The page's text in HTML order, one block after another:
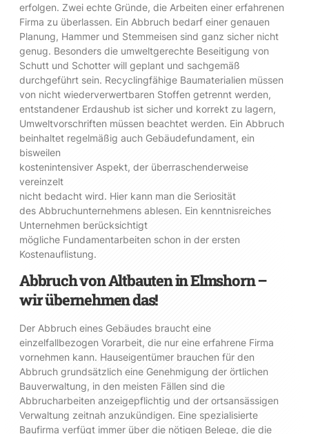
erfolgen. Zwei echte Gründe, die Arbeiten einer erfahrenen
Firma zu überlassen. Ein Abbruch bedarf einer genauen
Planung, Hammer und Stemmeisen sind ganz sicher nicht
genug. Besonders die umweltgerechte Beseitigung von
Schutt und Schotter will geplant und sachgemäß
durchgeführt sein. Recyclingfähige Baumaterialien müssen
von nicht wiederverwertbaren Stoffen getrennt werden,
entstandener Erdaushub ist sicher und korrekt zu lagern,
Umweltvorschriften müssen beachtet werden. Ein Abbruch
beinhaltet regelmäßig auch Gebäudefundament, ein
bisweilen
kostenintensiver Aspekt, der überraschenderweise
vereinzelt
nicht bedacht wird. Hier kann man die Seriosität
des Abbruchunternehmens ablesen. Ein kenntnisreiches
Unternehmen berücksichtigt
mögliche Fundamentarbeiten schon in der ersten
Kostenauflistung.
Abbruch von Altbauten in Elmshorn –
wir übernehmen das!
Der Abbruch eines Gebäudes braucht eine
einzelfallbezogen Vorarbeit, die nur eine erfahrene Firma
vornehmen kann. Hauseigentümer brauchen für den
Abbruch grundsätzlich eine Genehmigung der örtlichen
Bauverwaltung, in den meisten Fällen sind die
Abbrucharbeiten anzeigepflichtig und der ortsansässigen
Verwaltung zeitnah anzukündigen. Eine spezialisierte
Baufirma verfügt immer über die nötigen Belege, die die